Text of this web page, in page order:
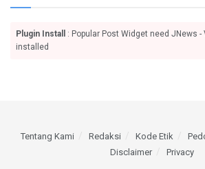
Plugin Install
: Popular Post Widget need JNews
installed
Tentang Kami Redaksi Kode Etik
Disclaimer
Privacy